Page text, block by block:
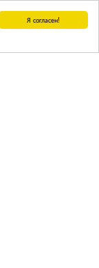
Я согласен!